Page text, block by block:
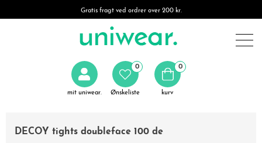
Gratis fragt ved ordrer over 200 kr.
mit uniwear. Ønskeliste
0 0
kurv
DECOY tights doubleface 100 de